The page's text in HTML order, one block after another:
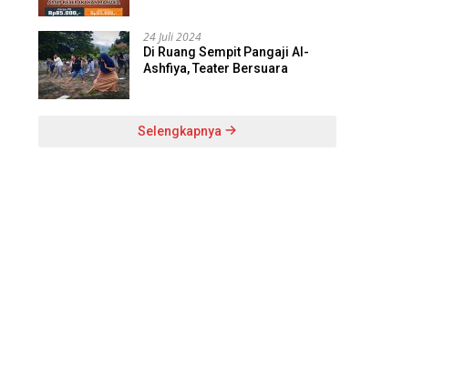
24 Juli 2024
Di Ruang Sempit Pangaji Al-
Ashfiya, Teater Bersuara
Selengkapnya